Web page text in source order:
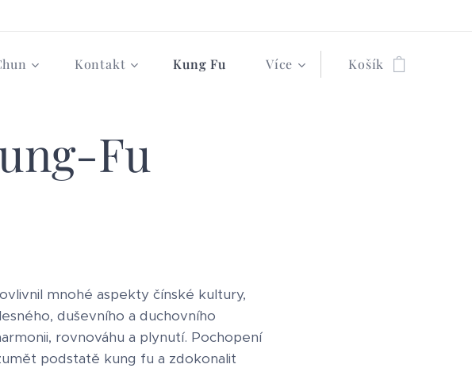
Kontakt Kung Fu Více Košík
Fu
mnohé aspekty čínské kultury,
duševního a duchovního
rovnováhu a plynutí. Pochopení
podstatě kung fu a zdokonalit